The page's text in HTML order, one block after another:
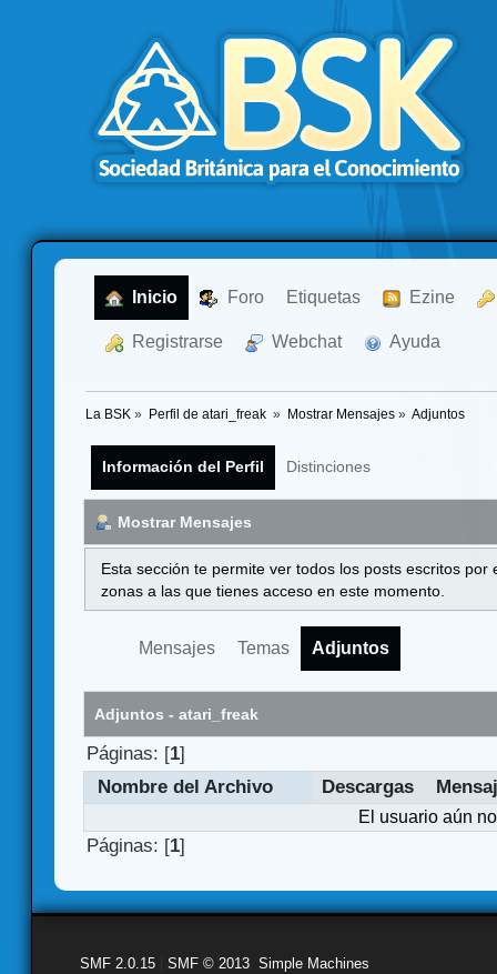
Inicio Foro Etiquetas Ezine
Registrarse Webchat Ayuda
La BSK » Perfil de atari_freak » Mostrar Mensajes» Adjuntos
Información del Perfil Distinciones
Mostrar Mensajes
Esta sección te permite ver todos los posts escritos
zonas a las que tienes acceso en este momento.
Mensajes Temas Adjuntos
Adjuntos - atari_freak
Páginas: [1]
Nombre del Archivo
Descargas
El usuario aún
Páginas: [1]
SMF 2.0.15 SMF © 2013 Simple Machines